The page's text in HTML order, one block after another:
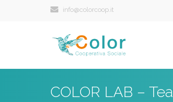
info@colorcoop.it
COLOR LAB –